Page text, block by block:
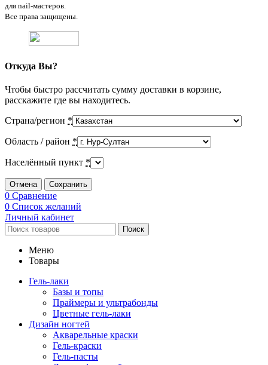
для nail-мастеров.
Все права защищены.
Откуда Вы?
Чтобы быстро рассчитать сумму доставки в корзине,
расскажите где вы находитесь.
Страна/регион *
Область / район *
Населённый пункт *
Отмена Сохранить
0 Сравнение
0 Список желаний
Личный кабинет
Поиск
Меню
Товары
Гель-лаки
Базы и топы
Праймеры и ультрабонды
Цветные гель-лаки
Дизайн ногтей
Акварельные краски
Гель-краски
Гель-пасты